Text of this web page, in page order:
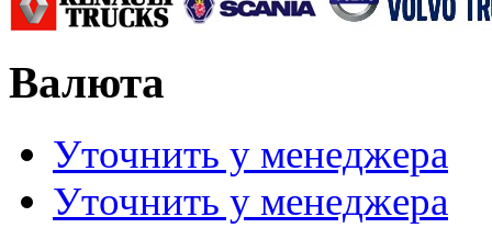
Валюта
Уточнить у менеджера
Уточнить у менеджера